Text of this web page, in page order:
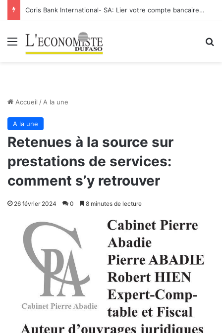
Coris Bank International- SA: Lier votre compte bancaire à votre Orange Money
Menu
Accueil / A la une
A la une
Retenues à la source sur
prestations de services:
comment s’y retrouver
26 février 2024 0 8 minutes de lecture